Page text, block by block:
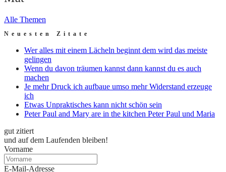
Alle Themen
Neuesten Zitate
Wer alles mit einem Lächeln beginnt dem wird das meiste
gelingen
Wenn du davon träumen kannst dann kannst du es auch
machen
Je mehr Druck ich aufbaue umso mehr Widerstand erzeuge
ich
Etwas Unpraktisches kann nicht schön sein
Peter Paul and Mary are in the kitchen Peter Paul und Maria
gut zitiert
und auf dem Laufenden bleiben!
Vorname
E-Mail-Adresse